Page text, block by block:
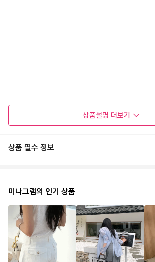
상품설명 더보기
상품 필수 정보
미나그램의 인기 상품